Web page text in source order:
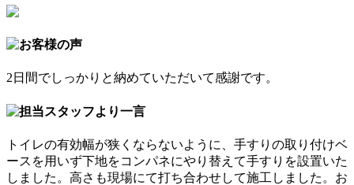
2日間でしっかりと納めていただいて感謝です。
トイレの有効幅が狭くならないように、手すりの取り付けベ
ースを用いず下地をコンパネにやり替えて手すりを設置いた
しました。高さも現場にて打ち合わせして施工しました。お